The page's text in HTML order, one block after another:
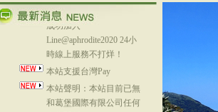
成功加入
Line@aphrodite2020 24小
時線上服務不打烊！
本站支援台灣Pay
本站聲明：本站目前已無
和葛堡國際有限公司任何
合作關係